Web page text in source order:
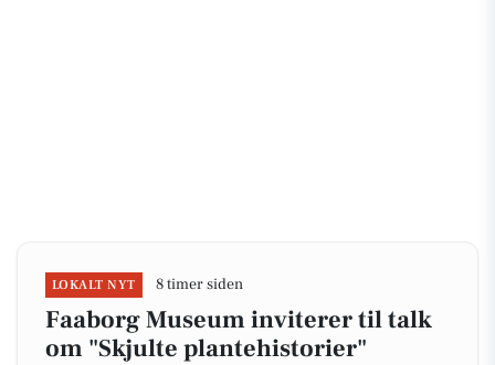
LOKALT NYT 8 timer siden
Faaborg Museum inviterer til talk
om "Skjulte plantehistorier"